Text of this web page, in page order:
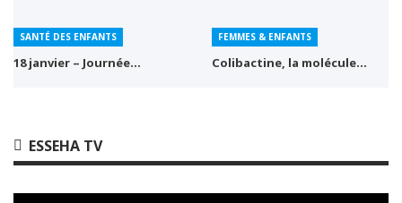
SANTÉ DES ENFANTS
18 janvier – Journée…
FEMMES & ENFANTS
Colibactine, la molécule…
ESSEHA TV